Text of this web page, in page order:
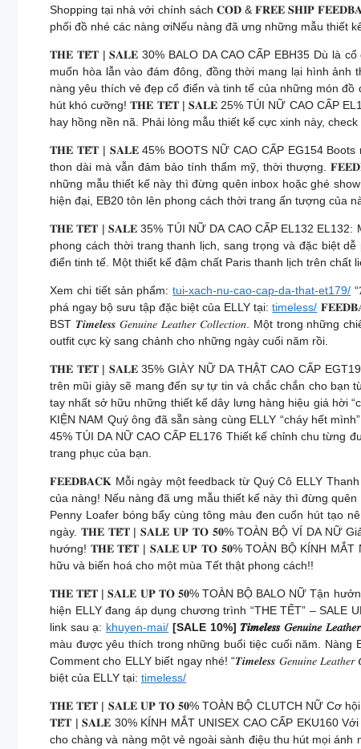
Shopping tại nhà với chính sách 𝐂𝐎𝐃 & 𝐅𝐑𝐄𝐄 𝐒𝐇𝐈𝐏
phối đồ nhé các nàng ơiNếu nàng đã ưng những mẫu thiết
𝐓𝐇𝐄 𝐓𝐄̂́𝐓 | 𝐒𝐀𝐋𝐄 30% BALO DA CAO CẤP EBH35 Dù là
muốn hòa lẫn vào đám đông, đồng thời mang lại hình
nàng yêu thích vẻ đẹp cổ điển và tinh tế của những món
hút khó cưỡng! 𝐓𝐇𝐄 𝐓𝐄̂́𝐓 | 𝐒𝐀𝐋𝐄 25% TÚI NỮ CAO CẤP
hay hồng nền nã. Phải lòng mẫu thiết kế cực xinh này, check
𝐓𝐇𝐄 𝐓𝐄̂́𝐓 | 𝐒𝐀𝐋𝐄 45% BOOTS NỮ CAO CẤP EG154
thon dài mà vẫn đảm bảo tính thẩm mỹ, thời thượng.
những mẫu thiết kế này thì đừng quên inbox hoặc ghé
hiện đại, EB20 tôn lên phong cách thời trang ấn tượng của
𝐓𝐇𝐄 𝐓𝐄̂́𝐓 | 𝐒𝐀𝐋𝐄 35% TÚI NỮ DA CAO CẤP EL132 EL132:
phong cách thời trang thanh lịch, sang trọng và đặc biệt dễ
điển tinh tế. Một thiết kế đậm chất Paris thanh lịch trên chất
Xem chi tiết sản phẩm:tui-xach-nu-cao-cap-da-that-et179/
phá ngay bộ sưu tập đặc biệt của ELLY tại:timeless/
BST 𝑻𝒊𝒎𝒆𝒍𝒆𝒔𝒔 𝐺𝑒𝑛𝑢𝑖𝑛𝑒 𝐿𝑒𝑎𝑡ℎ𝑒𝑟 𝐶𝑜𝑙𝑙𝑒𝑐𝑡𝑖𝑜𝑛. Một trong
outfit cực kỳ sang chảnh cho những ngày cuối năm rồi.
𝐓𝐇𝐄 𝐓𝐄̂́𝐓 | 𝐒𝐀𝐋𝐄 35% GIÀY NỮ DA THẬT CAO CẤP
trên mũi giày sẽ mang đến sự tự tin và chắc chắn cho
tay nhất sở hữu những thiết kế dây lưng hàng hiệu giá hời
KIỆN NAM Quý ông đã sẵn sàng cùng ELLY “cháy hết
45% TÚI DA NỮ CAO CẤP EL176 Thiết kế chỉnh chu từng
trang phục của bạn.
𝐅𝐄𝐄𝐃𝐁𝐀𝐂𝐊 Mỗi ngày một feedback từ Quý Cô ELLY
của nàng! Nếu nàng đã ưng mẫu thiết kế này thì đừng
Penny Loafer bóng bẩy cùng tông màu đen cuốn hút tạo
ngày. 𝐓𝐇𝐄 𝐓𝐄̂́𝐓 | 𝐒𝐀𝐋𝐄 𝐔𝐏 𝐓𝐎 𝟓𝟎% TOÀN BỘ VÍ DA NỮ
hướng! 𝐓𝐇𝐄 𝐓𝐄̂́𝐓 | 𝐒𝐀𝐋𝐄 𝐔𝐏 𝐓𝐎 𝟓𝟎% TOÀN BỘ KÍNH MẮT
hữu và biến hoá cho một mùa Tết thật phong cách!!
𝐓𝐇𝐄 𝐓𝐄̂́𝐓 | 𝐒𝐀𝐋𝐄 𝐔𝐏 𝐓𝐎 𝟓𝟎% TOÀN BỘ BALO NỮ Tận
hiện ELLY đang áp dụng chương trình “THE TẾT” –
link sau ạ: khuyen-mai/ [SALE 10%] 𝑻𝒊𝒎𝒆𝒍𝒆𝒔𝒔 𝐺𝑒𝑛𝑢𝑖𝑛𝑒 𝐿𝑒𝑎𝑡ℎ𝑒𝑟
màu được yêu thích trong những buổi tiệc cuối năm. Nàng
Comment cho ELLY biết ngay nhé! “𝑻𝒊𝒎𝒆𝒍𝒆𝒔𝒔 𝐺𝑒𝑛𝑢𝑖𝑛𝑒
biệt của ELLY tại: timeless/
𝐓𝐇𝐄 𝐓𝐄̂́𝐓 | 𝐒𝐀𝐋𝐄 𝐔𝐏 𝐓𝐎 𝟓𝟎% TOÀN BỘ CLUTCH NỮ Cơ
𝐓𝐄̂́𝐓 | 𝐒𝐀𝐋𝐄 30% KÍNH MẮT UNISEX CAO CẤP EKU160
cho chàng và nàng một vẻ ngoài sành điệu thu hút mọi